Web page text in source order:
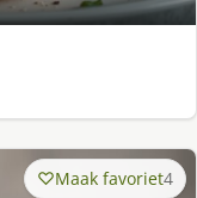
Maak favoriet4